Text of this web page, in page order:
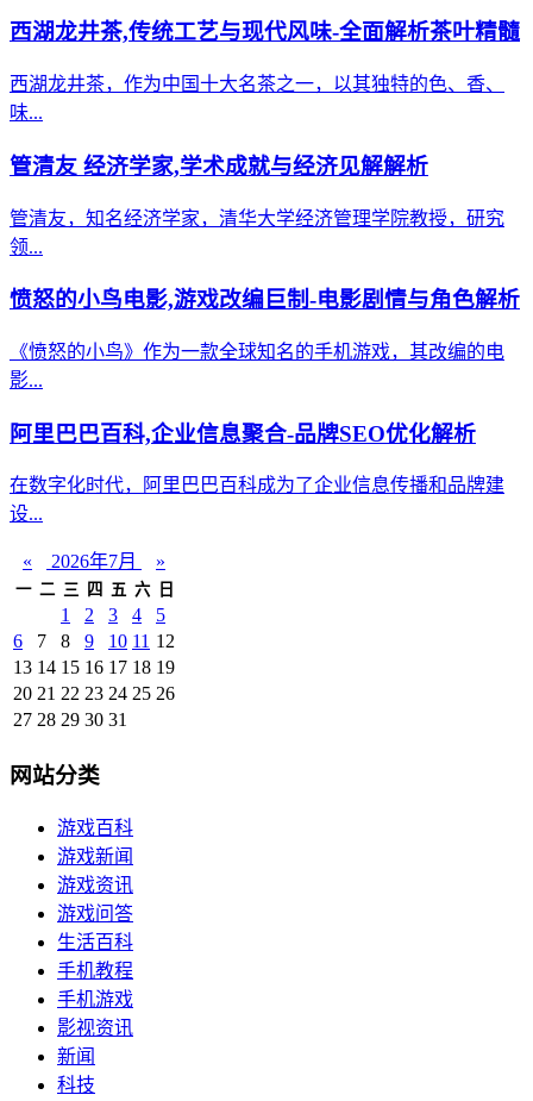
西湖龙井茶,传统工艺与现代风味-全面解析茶叶精髓
西湖龙井茶，作为中国十大名茶之一，以其独特的色、香、
味...
管清友 经济学家,学术成就与经济见解解析
管清友，知名经济学家，清华大学经济管理学院教授，研究
领...
愤怒的小鸟电影,游戏改编巨制-电影剧情与角色解析
《愤怒的小鸟》作为一款全球知名的手机游戏，其改编的电
影...
阿里巴巴百科,企业信息聚合-品牌SEO优化解析
在数字化时代，阿里巴巴百科成为了企业信息传播和品牌建
设...
« 2026年7月 »
一 二 三 四 五 六 日
1 2 3 4
5
6
7 8 9 10 11 12
13 14 15 16 17 18 19
20 21 22 23 24 25 26
27 28 29 30 31
网站分类
游戏百科
游戏新闻
游戏资讯
游戏问答
生活百科
手机教程
手机游戏
影视资讯
新闻
科技